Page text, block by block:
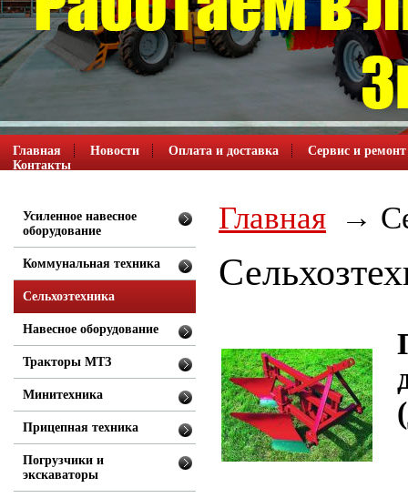
Главная Новости Оплата и доставка
Сервис и ремонт
Контакты
Главная
Усиленное навесное
оборудование
Коммунальная техника
Сельхозтехника
Навесное оборудование
Тракторы МТЗ
Минитехника
Прицепная техника
Погрузчики и
экскаваторы